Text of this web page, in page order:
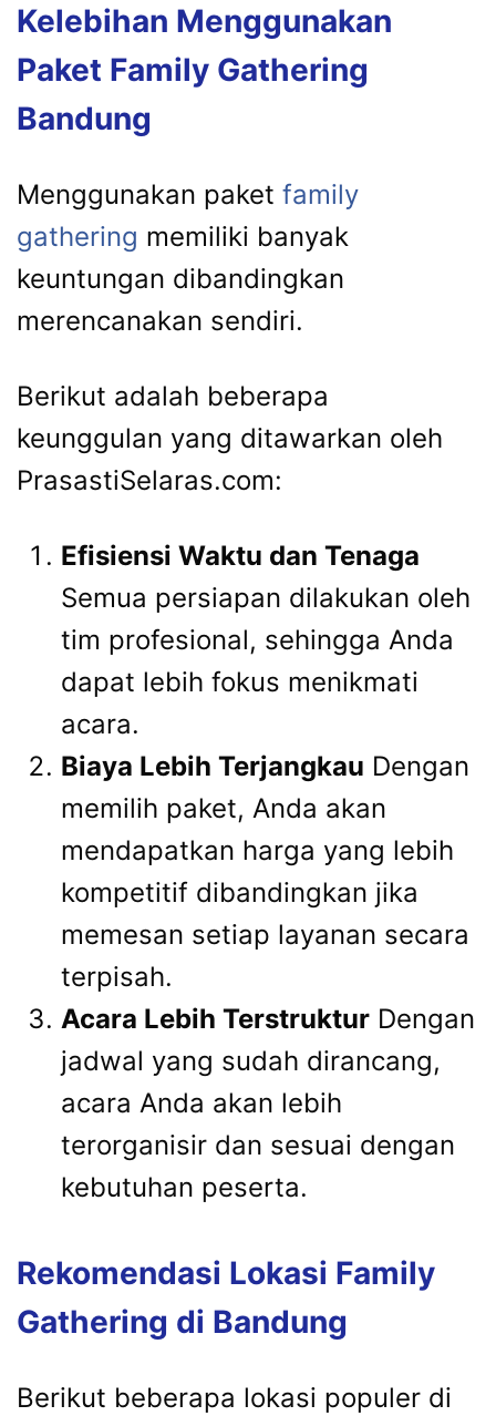
Kelebihan Menggunakan
Paket Family Gathering
Bandung
Menggunakan paket family
gathering memiliki banyak
keuntungan dibandingkan
merencanakan sendiri.
Berikut adalah beberapa
keunggulan yang ditawarkan oleh
PrasastiSelaras.com:
Efisiensi Waktu dan Tenaga
Semua persiapan dilakukan oleh
tim profesional, sehingga Anda
dapat lebih fokus menikmati
acara.
Biaya Lebih Terjangkau Dengan
memilih paket, Anda akan
mendapatkan harga yang lebih
kompetitif dibandingkan jika
memesan setiap layanan secara
terpisah.
Acara Lebih Terstruktur Dengan
jadwal yang sudah dirancang,
acara Anda akan lebih
terorganisir dan sesuai dengan
kebutuhan peserta.
Rekomendasi Lokasi Family
Gathering di Bandung
Berikut beberapa lokasi populer di